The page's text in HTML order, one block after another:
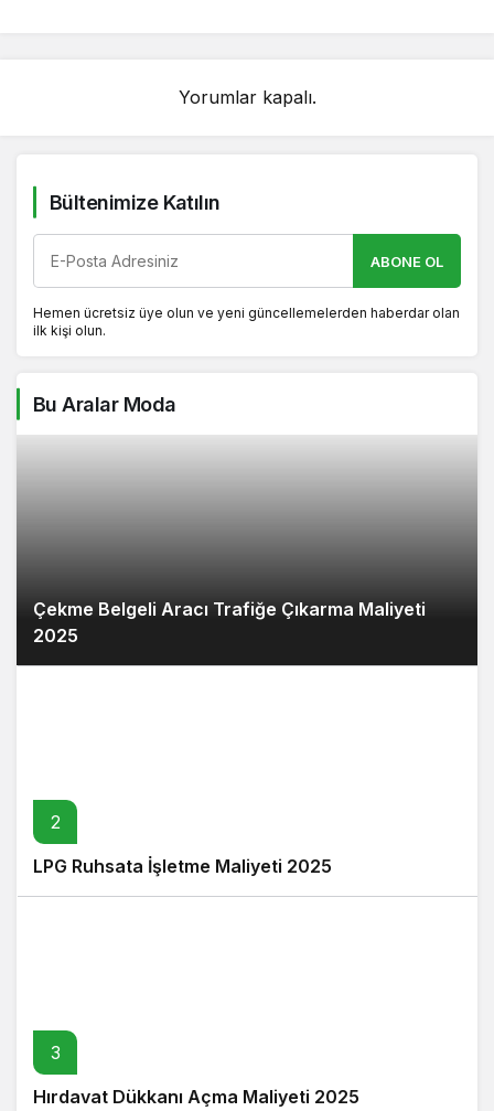
Yorumlar kapalı.
Bültenimize Katılın
ABONE OL
Hemen ücretsiz üye olun ve yeni güncellemelerden haberdar olan
ilk kişi olun.
Bu Aralar Moda
Çekme Belgeli Aracı Trafiğe Çıkarma Maliyeti
2025
2
LPG Ruhsata İşletme Maliyeti 2025
3
Hırdavat Dükkanı Açma Maliyeti 2025